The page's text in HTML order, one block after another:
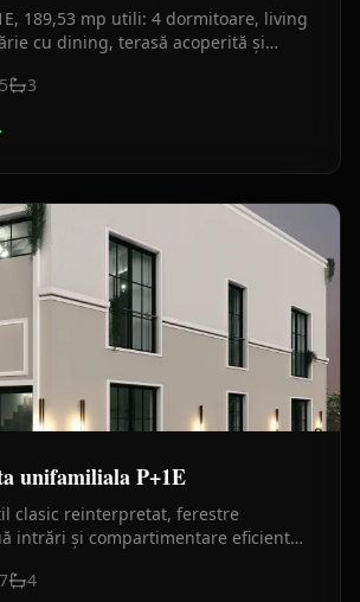
189,53 mp utili: 4 dormitoare, living
cu dining, terasă acoperită și
5 3
unifamiliala P+1E
clasic reinterpretat, ferestre
intrări și compartimentare eficientă.
7 4